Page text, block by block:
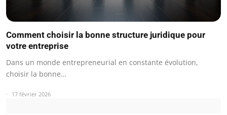
Comment choisir la bonne structure juridique pour
votre entreprise
Dans un monde entrepreneurial en constante évolution,
choisir la bonne…
17 février 2026